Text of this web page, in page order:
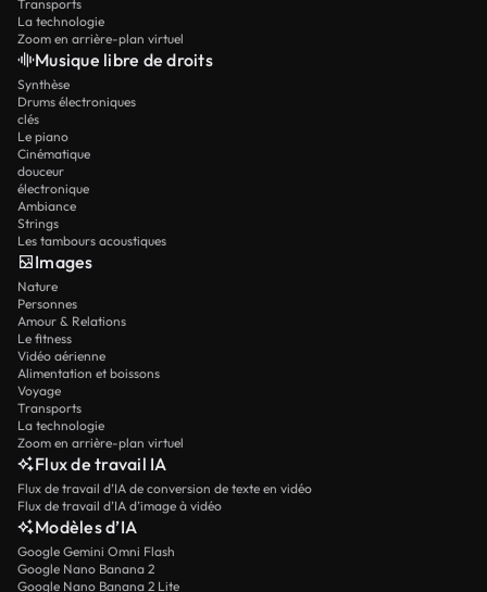
Transports
La technologie
Zoom en arrière-plan virtuel
Musique libre de droits
Synthèse
Drums électroniques
clés
Le piano
Cinématique
douceur
électronique
Ambiance
Strings
Les tambours acoustiques
Images
Nature
Personnes
Amour & Relations
Le fitness
Vidéo aérienne
Alimentation et boissons
Voyage
Transports
La technologie
Zoom en arrière-plan virtuel
Flux de travail IA
Flux de travail d’IA de conversion de texte en vidéo
Flux de travail d’IA d’image à vidéo
Modèles d’IA
Google Gemini Omni Flash
Google Nano Banana 2
Google Nano Banana 2 Lite